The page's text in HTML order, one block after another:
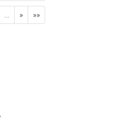
» »»